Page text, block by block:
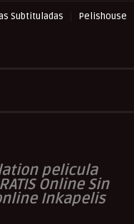
Subtituladas
Pelishouse
pelicula
Online Sin
Inkapelis